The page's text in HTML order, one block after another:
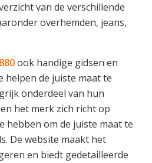
van de verschillende
overhemden, jeans,
ook handige gidsen en
helpen de juiste maat te
onderdeel van hun
het merk zich richt op
hebben om de juiste maat te
De website maakt het
en biedt gedetailleerde